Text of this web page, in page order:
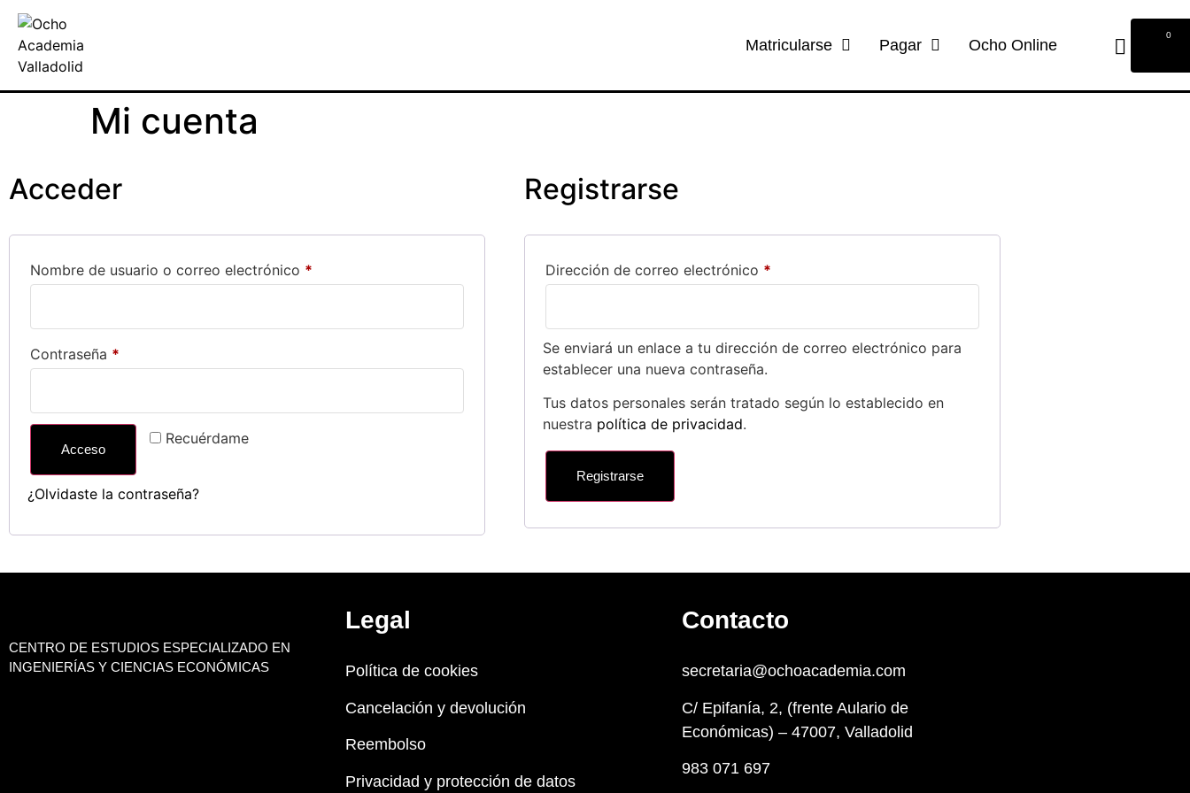
Matricularse Pagar Ocho Online
0
Mi cuenta
Acceder
Nombre de usuario o correo electrónico *
Contraseña *
Recuérdame
Acceso
¿Olvidaste la contraseña?
Registrarse
Dirección de correo electrónico *
Se enviará un enlace a tu dirección de correo electrónico para
establecer una nueva contraseña.
Tus datos personales serán tratado según lo establecido en
nuestra política de privacidad.
Registrarse
CENTRO DE ESTUDIOS ESPECIALIZADO EN
INGENIERÍAS Y CIENCIAS ECONÓMICAS
Legal
Política de cookies
Cancelación y devolución
Reembolso
Privacidad y protección de datos
Contacto
secretaria@ochoacademia.com
C/ Epifanía, 2, (frente Aulario de
Económicas) – 47007, Valladolid
983 071 697